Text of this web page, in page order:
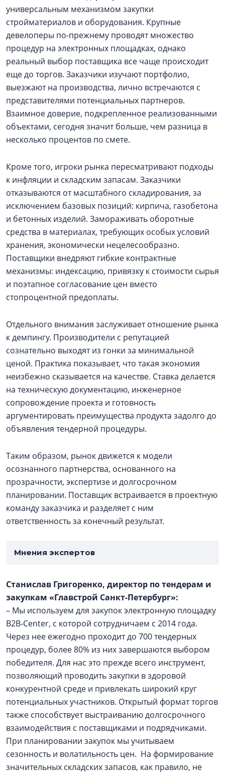
универсальным механизмом закупки
стройматериалов и оборудования. Крупные
девелоперы по-прежнему проводят множество
процедур на электронных площадках, однако
реальный выбор поставщика все чаще происходит
еще до торгов. Заказчики изучают портфолио,
выезжают на производства, лично встречаются с
представителями потенциальных партнеров.
Взаимное доверие, подкрепленное реализованными
объектами, сегодня значит больше, чем разница в
несколько процентов по смете.
Кроме того, игроки рынка пересматривают подходы
к инфляции и складским запасам. Заказчики
отказываются от масштабного складирования, за
исключением базовых позиций: кирпича, газобетона
и бетонных изделий. Замораживать оборотные
средства в материалах, требующих особых условий
хранения, экономически нецелесообразно.
Поставщики внедряют гибкие контрактные
механизмы: индексацию, привязку к стоимости сырья
и поэтапное согласование цен вместо
стопроцентной предоплаты.
Отдельного внимания заслуживает отношение рынка
к демпингу. Производители с репутацией
сознательно выходят из гонки за минимальной
ценой. Практика показывает, что такая экономия
неизбежно сказывается на качестве. Ставка делается
на техническую документацию, инженерное
сопровождение проекта и готовность
аргументировать преимущества продукта задолго до
объявления тендерной процедуры.
Таким образом, рынок движется к модели
осознанного партнерства, основанного на
прозрачности, экспертизе и долгосрочном
планировании. Поставщик встраивается в проектную
команду заказчика и разделяет с ним
ответственность за конечный результат.
Мнения экспертов
Станислав Григоренко, директор по тендерам и
закупкам «Главстрой Санкт-Петербург»:
– Мы используем для закупок электронную площадку
B2B-Center, с которой сотрудничаем с 2014 года.
Через нее ежегодно проходит до 700 тендерных
процедур, более 80% из них завершаются выбором
победителя. Для нас это прежде всего инструмент,
позволяющий проводить закупки в здоровой
конкурентной среде и привлекать широкий круг
потенциальных участников. Открытый формат торгов
также способствует выстраиванию долгосрочного
взаимодействия с поставщиками и подрядчиками.
При планировании закупок мы учитываем
сезонность и волатильность цен. На формирование
значительных складских запасов, как правило, не